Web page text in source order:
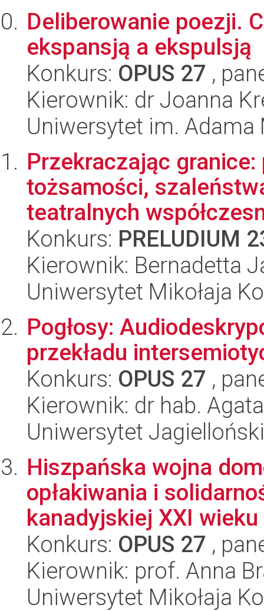
Deliberowanie poezji.
ekspansją a ekspulsją
Konkurs: OPUS 27 ,
Kierownik: dr Joanna
Uniwersytet im.
Przekraczając
tożsamości,
teatralnych
Konkurs: PRELUDIUM
Kierownik: Bernadetta
Uniwersytet Mikołaja
Pogłosy:
przekładu
Konkurs: OPUS 27 ,
Kierownik: dr hab.
Uniwersytet Jagielloński
Hiszpańska wojna
opłakiwania i
kanadyjskiej XXI wieku
Konkurs: OPUS 27 ,
Kierownik: prof. Anna
Uniwersytet Mikołaja